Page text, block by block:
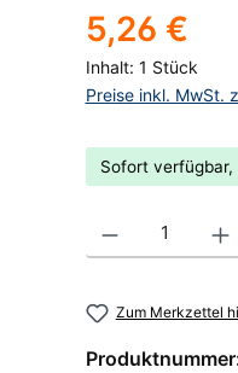
Regulärer Preis:
5,26 €
Inhalt: 1 Stück
Preise inkl. MwSt.
Sofort
Produkt Anzahl:
Zum Merkzettel